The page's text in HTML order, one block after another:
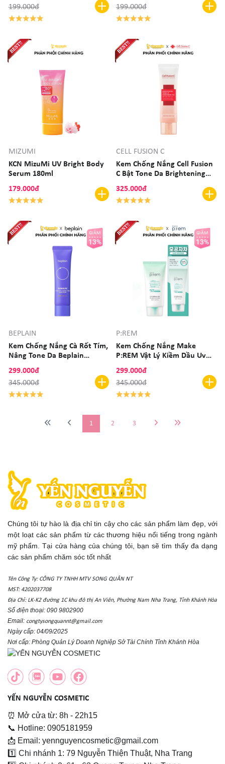
199.000đ
50g
199.000đ
MIZUMI
KCN MizuMi UV Bright Body
Serum 180ml
179.000đ
CELL FUSION C
Kem Chống Nắng Cell Fusion
C Bật Tone Da Brightening
SPF50+/PA++++ 50ml
325.000đ
GIẢM
13%
BEPLAIN
Kem Chống Nắng Cà Rốt Tím,
Nâng Tone Da Beplain
Correcting Sunscreen SPF50+
PA++++ 50ml
299.000đ
345.000đ
GIẢM
13%
P:REM
Kem Chống Nắng Make
P:REM Vật Lý Kiềm Dầu Uv
Cream 50ml
299.000đ
345.000đ
1 2 3
Chúng tôi tự hào là địa chỉ tin cậy cho các sản phẩm làm đẹp, với
một loạt các sản phẩm từ các thương hiệu nổi tiếng trong ngành
mỹ phẩm. Tại cửa hàng của chúng tôi, bạn sẽ tìm thấy đa dạng
các sản phẩm chăm sóc tốt nhất
Tên Công Ty: CÔNG TY TNHH MTV SONG QUÂN NT
MST: 4202037708
Địa Chỉ: LK-K2 đường 1C khu đô thị An Viên, Phường Nam Nha Trang, Tỉnh Khánh Hòa
Số điện thoại: 090 9802900
Email: congtysongquannt@gmail.com
Ngày cấp: 04/09/2025
Nơi cấp: Phòng Quản Lý Doanh Nghiệp Sở Tài Chính Tỉnh Khánh Hòa
YẾN NGUYỄN COSMETIC
⏰ Mở cửa từ: 8h - 22h15
📞 Hotline: 0905181959
📩 Email: yennguyencosmetic@gmail.com
1️⃣ Chi nhánh 1: 79 Nguyễn Thiện Thuật, Nha Trang